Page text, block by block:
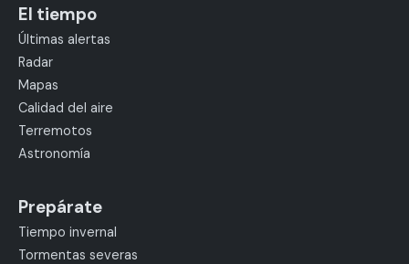
El tiempo
Últimas alertas
Radar
Mapas
Calidad del aire
Terremotos
Astronomía
Prepárate
Tiempo invernal
Tormentas severas